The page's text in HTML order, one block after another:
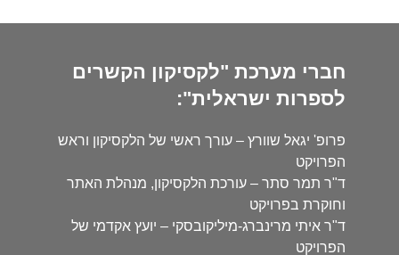
חברי מערכת "לקסיקון הקשרים
לספרות ישראלית":
פרופ' יגאל שוורץ – עורך ראשי של הלקסיקון וראש
הפרויקט
ד"ר תמר סתר – עורכת הלקסיקון, מנהלת האתר
וחוקרת בפרויקט
ד"ר איתי מרינברג-מיליקובסקי – יועץ אקדמי של
הפרויקט